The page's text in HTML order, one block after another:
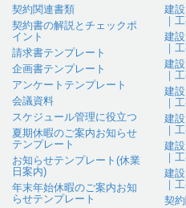
契約関連書類
契約書の解説とチェックポ
イント
請求書テンプレート
企画書テンプレート
アンケートテンプレート
会議資料
スケジュール管理に役立つ
夏期休暇のご案内お知らせ
テンプレート
お知らせテンプレート(休業
日案内)
年末年始休暇のご案内お知
らせテンプレート
建
｜
建
｜
建
｜
建
｜
建
｜
建
｜
建
｜
契